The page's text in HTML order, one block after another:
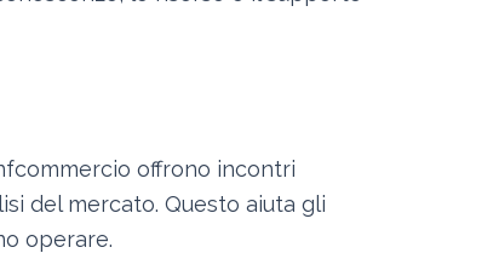
offrono incontri
del mercato. Questo aiuta gli
operare.